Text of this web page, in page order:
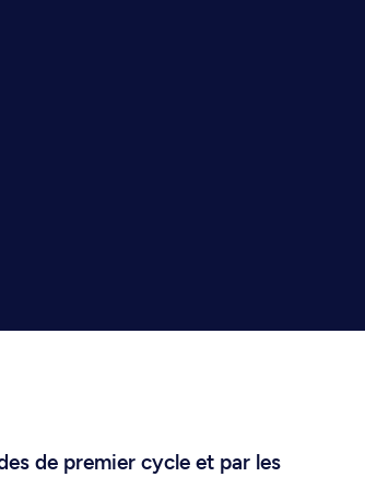
de premier cycle et par les